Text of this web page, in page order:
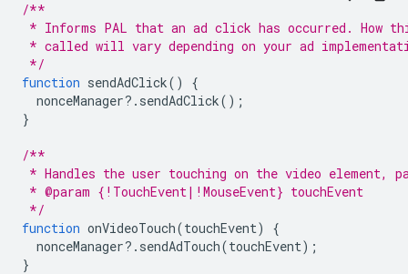
/**
* Informs PAL that an ad click has occurred. How
* called will vary depending on your ad
*/
function sendAdClick()
{
nonceManager? . sendAdClick();
}
/**
* Handles the user touching on the video element,
* @param {!TouchEvent|!MouseEvent} touchEvent
*/
function onVideoTouch(touchEvent)
{
nonceManager? . sendAdTouch(touchEvent);
}